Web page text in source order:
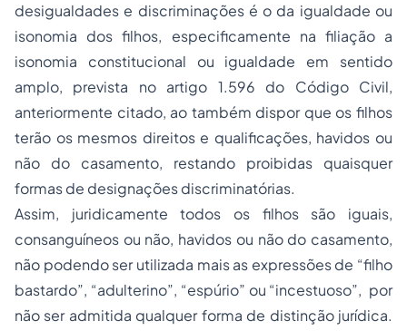
desigualdades e discriminações é o da igualdade ou
isonomia dos filhos, especificamente na filiação a
isonomia constitucional ou igualdade em sentido
amplo, prevista no artigo 1.596 do Código Civil,
anteriormente citado, ao também dispor que os filhos
terão os mesmos direitos e qualificações, havidos ou
não do casamento, restando proibidas quaisquer
formas de designações discriminatórias.
Assim, juridicamente todos os filhos são iguais,
consanguíneos ou não, havidos ou não do casamento,
não podendo ser utilizada mais as expressões de “filho
bastardo”, “adulterino”, “espúrio” ou “incestuoso”, por
não ser admitida qualquer forma de distinção jurídica.